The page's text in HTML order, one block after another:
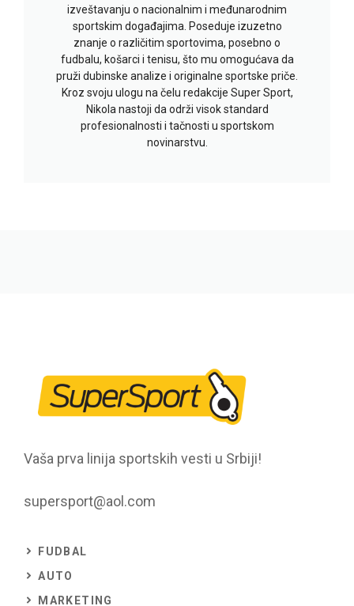
izveštavanju o nacionalnim i međunarodnim
sportskim događajima. Poseduje izuzetno
znanje o različitim sportovima, posebno o
fudbalu, košarci i tenisu, što mu omogućava da
pruži dubinske analize i originalne sportske priče.
Kroz svoju ulogu na čelu redakcije Super Sport,
Nikola nastoji da održi visok standard
profesionalnosti i tačnosti u sportskom
novinarstvu.
Vaša prva linija sportskih vesti u Srbiji!
supersport@aol.com
FUDBAL
AUTO
MARKETING